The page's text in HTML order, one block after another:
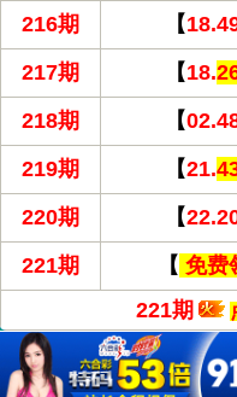
216期 【
217期
【18.
218期
【
219期
【21.
220期
【
221期
【 免费
221期